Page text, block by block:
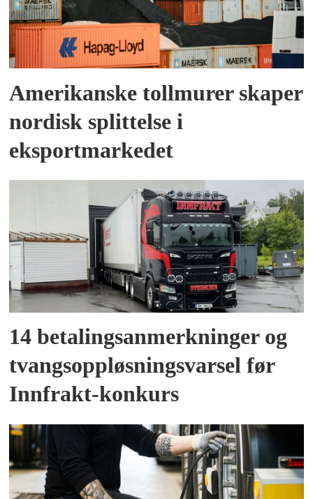
Amerikanske tollmurer skaper
nordisk splittelse i
eksportmarkedet
14 betalingsanmerkninger og
tvangsoppløsningsvarsel før
Innfrakt-konkurs